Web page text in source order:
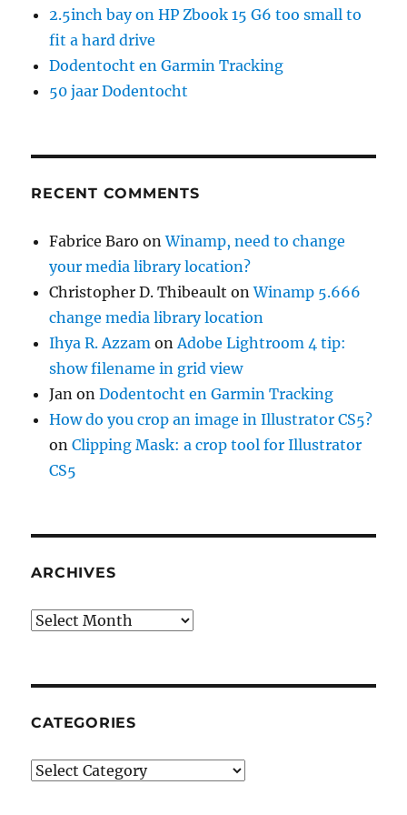
2.5inch bay on HP Zbook 15 G6 too small to
fit a hard drive
Dodentocht en Garmin Tracking
50 jaar Dodentocht
RECENT COMMENTS
Fabrice Baro onWinamp, need to change
your media library location?
Christopher D. Thibeault onWinamp 5.666
change media library location
Ihya R. Azzam on Adobe Lightroom 4 tip:
show filename in grid view
Jan onDodentocht en Garmin Tracking
How do you crop an image in Illustrator CS5?
onClipping Mask: a crop tool for Illustrator
CS5
ARCHIVES
Archives
CATEGORIES
Categories